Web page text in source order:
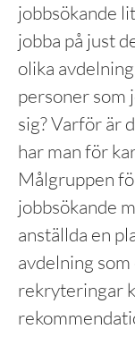
jobbsökande
jobba på just
olika
personer som
sig? Varför är
har man för
Målgruppen
jobbsökande
anställda en
avdelning som
rekryteringar